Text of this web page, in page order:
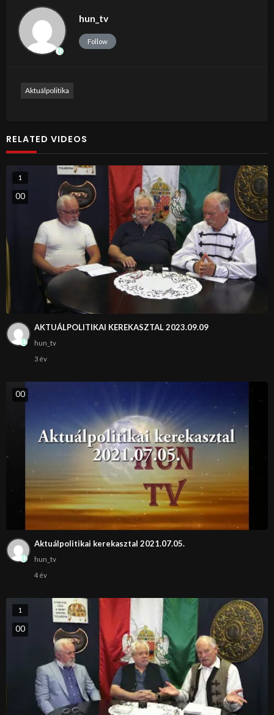
hun_tv
Follow
Aktuálpolitika
RELATED VIDEOS
1
00
AKTUÁLPOLITIKAI KEREKASZTAL 2023.09.09
hun_tv
3 év
00
Aktuálpolitikai kerekasztal 2021.07.05.
hun_tv
4 év
1
00